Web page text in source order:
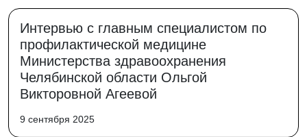
Интервью с главным специалистом по
профилактической медицине
Министерства здравоохранения
Челябинской области Ольгой
Викторовной Агеевой
9 сентября 2025